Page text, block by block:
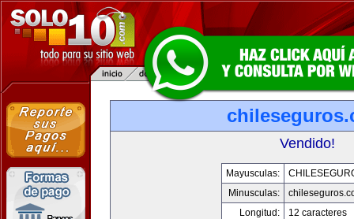
Vendido!
Mayusculas:
Minusculas:
Longitud:
12 caracteres